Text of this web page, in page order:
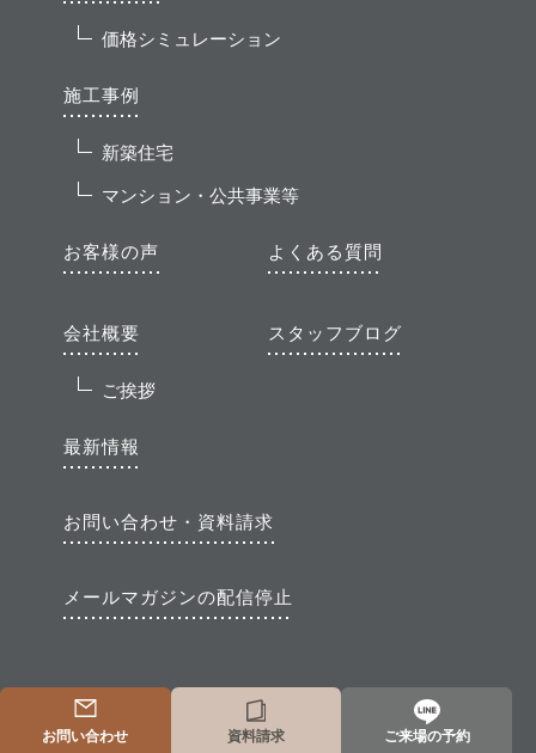
お問い合わせ 資料請求 ご来場の予約
価格シミュレーション
施工事例
新築住宅
マンション・公共事業等
お客様の声 よくある質問
会社概要
ご挨拶
スタッフブログ
最新情報
お問い合わせ・資料請求
メールマガジンの配信停止